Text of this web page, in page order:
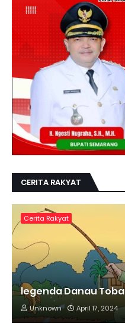
CERITA RAKYAT
Cerita Rakyat
legenda Danau Toba
Unknown April 17, 2024